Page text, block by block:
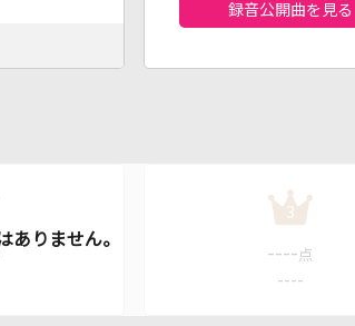
録音公開曲を見る
3
---- 点
----